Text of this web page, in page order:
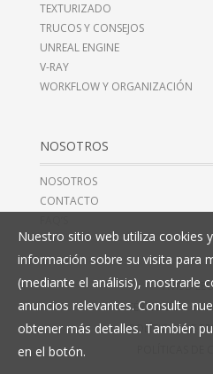
TEXTURIZADO
TRUCOS Y CONSEJOS
UNREAL ENGINE
V-RAY
WORKFLOW Y ORGANIZACIÓN
NOSOTROS
NOSOTROS
CONTACTO
AVISO
TÉRMINOS Y
POLÍTICAS DE
Nuestro sitio web utiliza cookies
información sobre su visita para
(mediante el análisis), mostrarle
anuncios relevantes. Consulte
obtener más detalles. También
en el botón.